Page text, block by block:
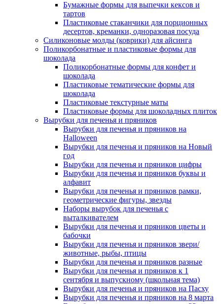
Бумажные формы для выпечки кексов и
тартов
Пластиковые стаканчики для порционных
десертов, креманки, одноразовая посуда
Силиконовые молды (коврики) для айсинга
Поликорбонатные и пластиковые формы для
шоколада
Поликорбонатные формы для конфет и
шоколада
Пластиковые тематические формы для
шоколада
Пластиковые текстурные маты
Пластиковые формы для шоколадных плиток
Вырубки для печенья и пряников
Вырубки для печенья и пряников на
Halloween
Вырубки для печенья и пряников на Новый
год
Вырубки для печенья и пряников цифры
Вырубки для печенья и пряников буквы и
алфавит
Вырубки для печенья и пряников рамки,
геометрические фигуры, звезды
Наборы вырубок для печенья с
выталкивателем
Вырубки для печенья и пряников цветы и
бабочки
Вырубки для печенья и пряников звери/
животные, рыбы, птицы
Вырубки для печенья и пряников разные
Вырубки для печенья и пряников к 1
сентября и выпускному (школьная тема)
Вырубки для печенья и пряников на Пасху
Вырубки для печенья и пряников на 8 марта